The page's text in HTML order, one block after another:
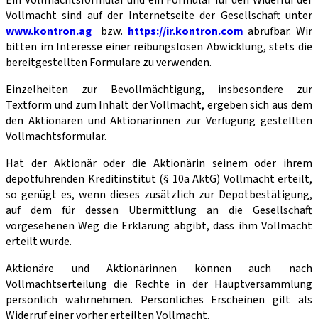
Vollmacht sind auf der Internetseite der Gesellschaft unter
www.kontron.ag
bzw. https://ir.kontron.com abrufbar. Wir
bitten im Interesse einer reibungslosen Abwicklung, stets die
bereitgestellten Formulare zu verwenden.
Einzelheiten zur Bevollmächtigung, insbesondere zur
Textform und zum Inhalt der Vollmacht, ergeben sich aus dem
den Aktionären und Aktionärinnen zur Verfügung gestellten
Vollmachtsformular.
Hat der Aktionär oder die Aktionärin seinem oder ihrem
depotführenden Kreditinstitut (§ 10a AktG) Vollmacht erteilt,
so genügt es, wenn dieses zusätzlich zur Depotbestätigung,
auf dem für dessen Übermittlung an die Gesellschaft
vorgesehenen Weg die Erklärung abgibt, dass ihm Vollmacht
erteilt wurde.
Aktionäre und Aktionärinnen können auch nach
Vollmachtserteilung die Rechte in der Hauptversammlung
persönlich wahrnehmen. Persönliches Erscheinen gilt als
Widerruf einer vorher erteilten Vollmacht.